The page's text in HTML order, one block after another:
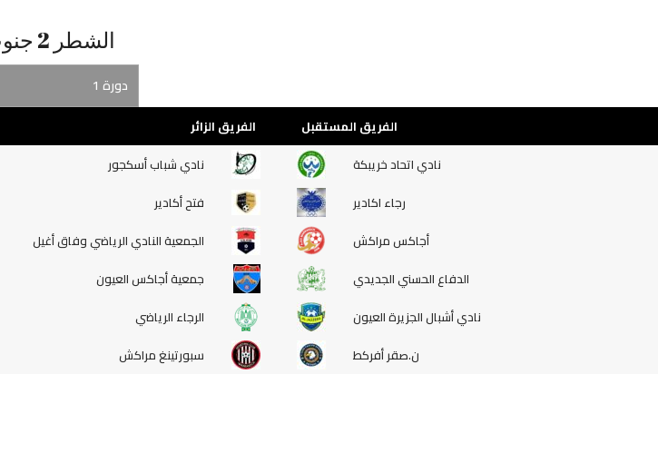
الشطر 2 جنوب
الفريق المستقبل الفريق الزائر
نادي اتحاد خريبكة
نادي شباب أسكجور
رجاء اكادير
فتح أكادير
أجاكس مراكش
الجمعية النادي الرياضي وفاق أغيل
الدفاع الحسني الجديدي
جمعية أجاكس العيون
نادي أشبال الجزيرة العيون
الرجاء الرياضي
ن.صقر أفركط
سبورتينغ مراكش